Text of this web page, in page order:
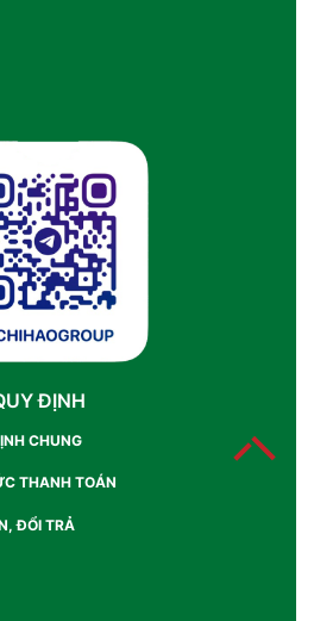
ĐỊNH
CHUNG
THANH TOÁN
ĐỔI TRẢ